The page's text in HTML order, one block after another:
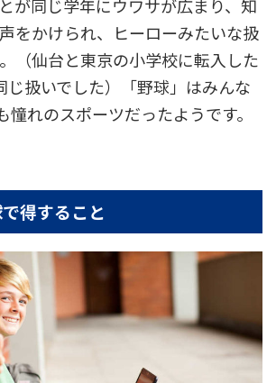
が同じ学年にウワサが広まり、知
をかけられ、ヒーローみたいな扱
（仙台と東京の小学校に転入した
じ扱いでした）「野球」はみんな
憧れのスポーツだったようです。
得すること